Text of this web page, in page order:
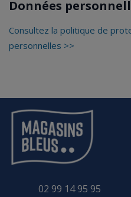
Données
Consultez la politique de
personnelles >>
02 99 14 95 95